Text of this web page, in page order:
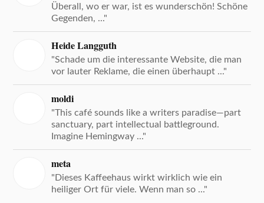
Überall, wo er war, ist es wunderschön! Schöne
Gegenden, ..."
Heide Langguth
"Schade um die interessante Website, die man
vor lauter Reklame, die einen überhaupt ..."
moldi
"This café sounds like a writers paradise—part
sanctuary, part intellectual battleground.
Imagine Hemingway ..."
meta
"Dieses Kaffeehaus wirkt wirklich wie ein
heiliger Ort für viele. Wenn man so ..."